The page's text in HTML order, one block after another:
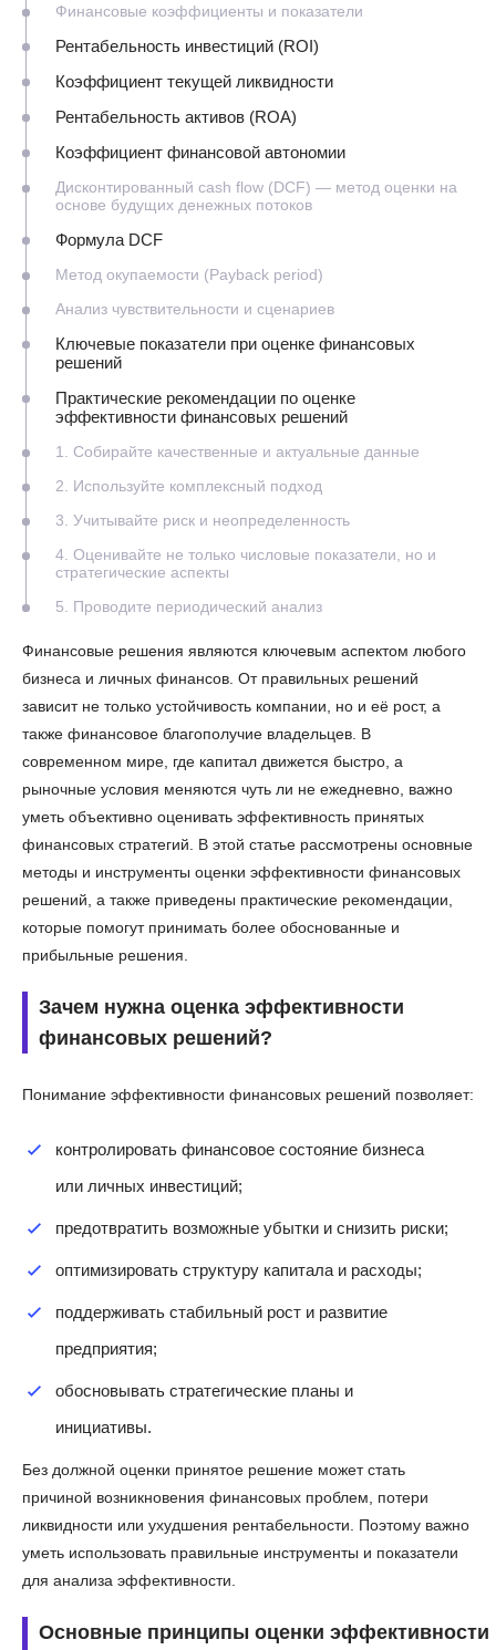
Финансовые коэффициенты и показатели
Рентабельность инвестиций (ROI)
Коэффициент текущей ликвидности
Рентабельность активов (ROA)
Коэффициент финансовой автономии
Дисконтированный cash flow (DCF) — метод оценки на
основе будущих денежных потоков
Формула DCF
Метод окупаемости (Payback period)
Анализ чувствительности и сценариев
Ключевые показатели при оценке финансовых
решений
Практические рекомендации по оценке
эффективности финансовых решений
1. Собирайте качественные и актуальные данные
2. Используйте комплексный подход
3. Учитывайте риск и неопределенность
4. Оценивайте не только числовые показатели, но и
стратегические аспекты
5. Проводите периодический анализ
Финансовые решения являются ключевым аспектом любого
бизнеса и личных финансов. От правильных решений
зависит не только устойчивость компании, но и её рост, а
также финансовое благополучие владельцев. В
современном мире, где капитал движется быстро, а
рыночные условия меняются чуть ли не ежедневно, важно
уметь объективно оценивать эффективность принятых
финансовых стратегий. В этой статье рассмотрены основные
методы и инструменты оценки эффективности финансовых
решений, а также приведены практические рекомендации,
которые помогут принимать более обоснованные и
прибыльные решения.
Зачем нужна оценка эффективности
финансовых решений?
Понимание эффективности финансовых решений позволяет:
контролировать финансовое состояние бизнеса
или личных инвестиций;
предотвратить возможные убытки и снизить риски;
оптимизировать структуру капитала и расходы;
поддерживать стабильный рост и развитие
предприятия;
обосновывать стратегические планы и
инициативы.
Без должной оценки принятое решение может стать
причиной возникновения финансовых проблем, потери
ликвидности или ухудшения рентабельности. Поэтому важно
уметь использовать правильные инструменты и показатели
для анализа эффективности.
Основные принципы оценки эффективности